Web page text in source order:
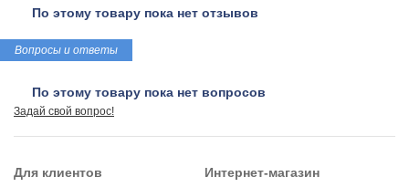
По этому товару пока нет отзывов
Вопросы и ответы
По этому товару пока нет вопросов
Задай свой вопрос!
Для клиентов Интернет-магазин